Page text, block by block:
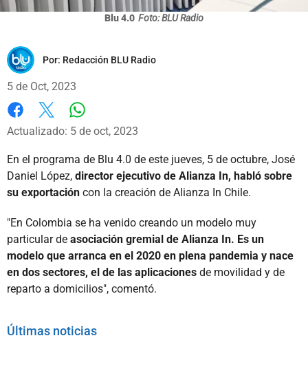
Blu 4.0 Foto: BLU Radio
Por: Redacción BLU Radio
5 de Oct, 2023
Facebook
X
Actualizado: 5 de oct, 2023
En el programa de Blu 4.0 de este jueves, 5 de octubre, José
Daniel López, director ejecutivo de Alianza In, habló sobre
su exportación con la creación de Alianza In Chile.
"En Colombia se ha venido creando un modelo muy
particular de asociación gremial de Alianza In. Es un
modelo que arranca en el 2020 en plena pandemia y nace
en dos sectores, el de las aplicaciones de movilidad y de
reparto a domicilios", comentó.
Últimas noticias